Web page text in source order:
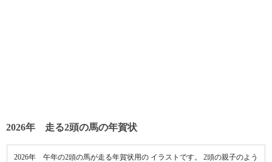
2026年 走る2頭の馬の年賀状
2026年 午年の2頭の馬が走る年賀状用の イラストです。 2頭の親子のよう